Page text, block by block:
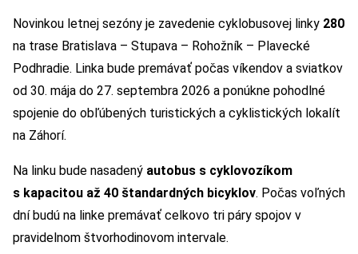
Novinkou letnej sezóny je zavedenie cyklobusovej linky 280
na trase Bratislava – Stupava – Rohožník – Plavecké
Podhradie. Linka bude premávať počas víkendov a sviatkov
od 30. mája do 27. septembra 2026 a ponúkne pohodlné
spojenie do obľúbených turistických a cyklistických lokalít
na Záhorí.
Na linku bude nasadený autobus s cyklovozíkom
s kapacitou až 40 štandardných bicyklov. Počas voľných
dní budú na linke premávať celkovo tri páry spojov v
pravidelnom štvorhodinovom intervale.